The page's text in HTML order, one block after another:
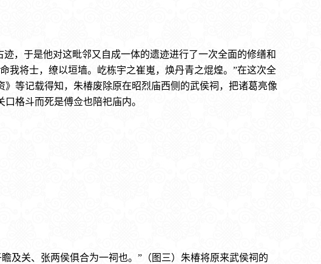
，于是他对这毗邻又自成一体的遗迹进行了一次全面的修缮和
我将士，缭以垣墙。屹栋宇之崔嵬，焕丹青之焜煌。”在这次全
等记载得知，朱椿废除原在昭烈庙西侧的武侯祠，把诸葛亮像
格斗而死是傅佥也陪祀庙内。
及关、张两侯俱合为一祠也。”（图三）朱椿将原来武侯祠的